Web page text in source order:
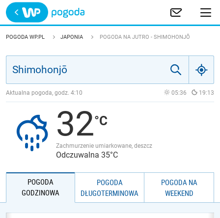
Trwa ładowanie
POLSKA
JAKOŚĆ POWIETRZA
POGODA WP.PL JAPONIA POGODA NA JUTRO - SHIMOHONJŌ
Aktualna pogoda, godz. 4:10 05:36 19:13
32
Zachmurzenie umiarkowane, deszcz
Odczuwalna 35°C
POGODA
GODZINOWA
POGODA
DŁUGOTERMINOWA
POGODA NA
WEEKEND